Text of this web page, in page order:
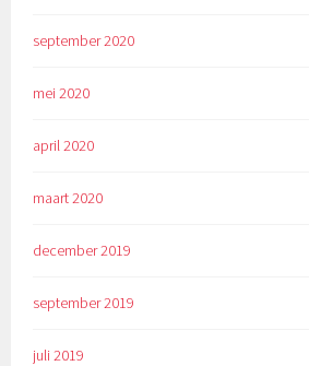
september 2020
mei 2020
april 2020
maart 2020
december 2019
september 2019
juli 2019